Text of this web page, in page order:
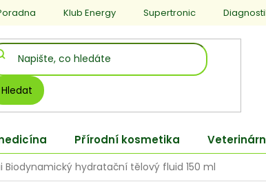
Klub Energy Supertronic
Hledat
Přírodní kosmetika
Biodynamický hydratační tělový fluid 150 ml